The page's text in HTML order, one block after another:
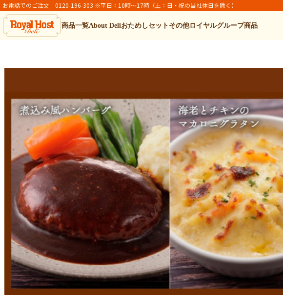
お電話でのご注文 0120-196-303 ※平日：10時～17時（土：日・祝の当社休日を除く）
商品一覧About Deliおためしセット その他ロイヤルグループ商品